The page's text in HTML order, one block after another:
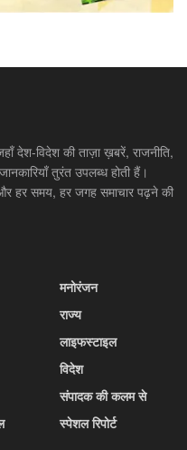
विदेश की ताज़ा ख़बरें, राजनीति,
तुरंत उपलब्ध होती हैं।
हर समय, हर जगह समाचार पढ़ने की
मनोरंजन
राज्य
लाइफस्टाइल
विदेश
संपादक की कलम से
स्पेशल रिपोर्ट